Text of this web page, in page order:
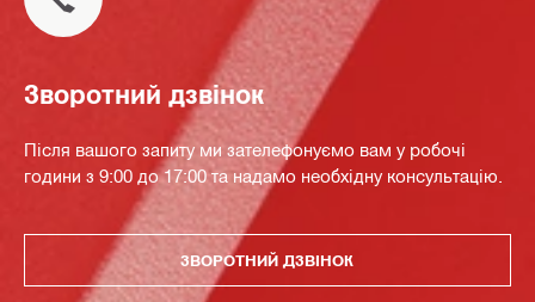
Зворотний дзвінок
Після вашого запиту ми зателефонуємо вам у робочі
години з 9:00 до 17:00 та надамо необхідну консультацію.
ЗВОРОТНИЙ ДЗВІНОК